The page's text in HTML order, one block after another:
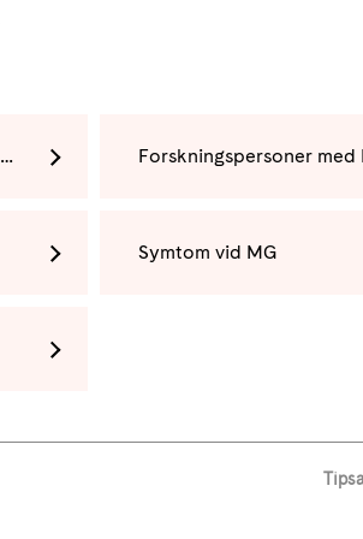
Svenska Läkaresällskapet belönar världens största riskfaktorstudie för myastenia gravis
Symtom vid MG